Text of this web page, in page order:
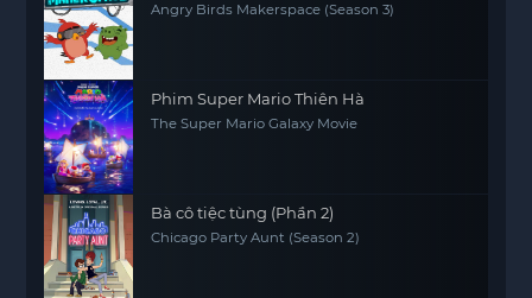
Angry Birds Makerspace (Season 3)
Phim Super Mario Thiên Hà
The Super Mario Galaxy Movie
Bà cô tiệc tùng (Phần 2)
Chicago Party Aunt (Season 2)